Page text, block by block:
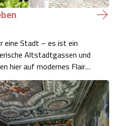
eine Stadt – es ist ein
Altstadtgassen und
hier auf modernes Flair
ob du zum ersten Mal
einer neuen Seite
fin…